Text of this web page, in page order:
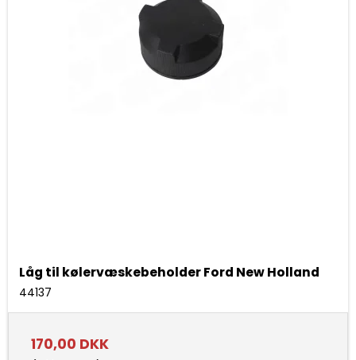
Låg til kølervæskebeholder Ford New Holland
44137
170,00 DKK